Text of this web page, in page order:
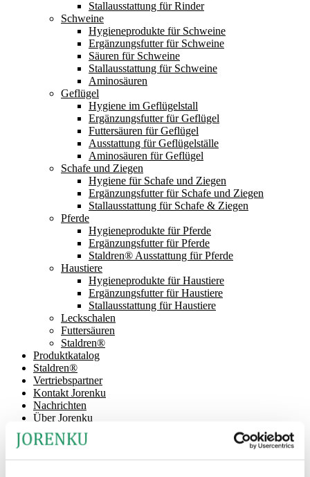
Stallausstattung für Rinder
Schweine
Hygieneprodukte für Schweine
Ergänzungsfutter für Schweine
Säuren für Schweine
Stallausstattung für Schweine
Aminosäuren
Geflügel
Hygiene im Geflügelstall
Ergänzungsfutter für Geflügel
Futtersäuren für Geflügel
Ausstattung für Geflügelställe
Aminosäuren für Geflügel
Schafe und Ziegen
Hygiene für Schafe und Ziegen
Ergänzungsfutter für Schafe und Ziegen
Stallausstattung für Schafe & Ziegen
Pferde
Hygieneprodukte für Pferde
Ergänzungsfutter für Pferde
Staldren® Ausstattung für Pferde
Haustiere
Hygieneprodukte für Haustiere
Ergänzungsfutter für Haustiere
Stallausstattung für Haustiere
Leckschalen
Futtersäuren
Staldren®
Produktkatalog
Staldren®
Vertriebspartner
Kontakt Jorenku
Nachrichten
Über Jorenku
Veranstaltungen
Job bei Jorenku